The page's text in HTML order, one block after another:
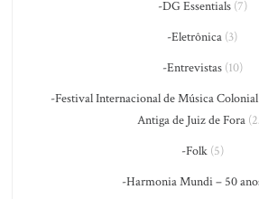
-DG Essentials(7)
-Eletrônica (3)
-Entrevistas(10)
-Festival Internacional de Música
Antiga de Juiz de Fora
-Folk(5)
-Harmonia Mundi – 50